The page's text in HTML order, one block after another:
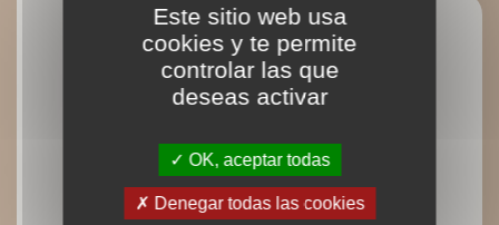
Este sitio web usa
cookies y te permite
controlar las que
deseas activar
OK, aceptar todas
Denegar todas las cookies